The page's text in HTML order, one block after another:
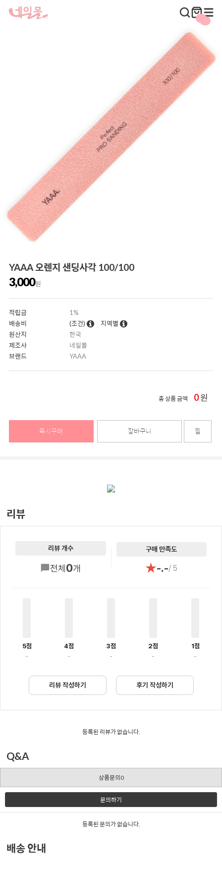
YAAA 오렌지 샌딩사각 100/100
3,000원
적립금
1%
배송비
(조건)
지역별
원산지
한국
제조사
네일몰
브랜드
YAAA
총 상품 금액 0원
즉시구매 장바구니 찜
리뷰
리뷰 개수
전체0개
구매 만족도
★-.-/ 5
5점
-
4점
-
3점
-
2점
-
1점
-
리뷰 작성하기 후기 작성하기
등록된 리뷰가 없습니다.
Q&A
상품문의0
문의하기
등록된 문의가 없습니다.
배송 안내